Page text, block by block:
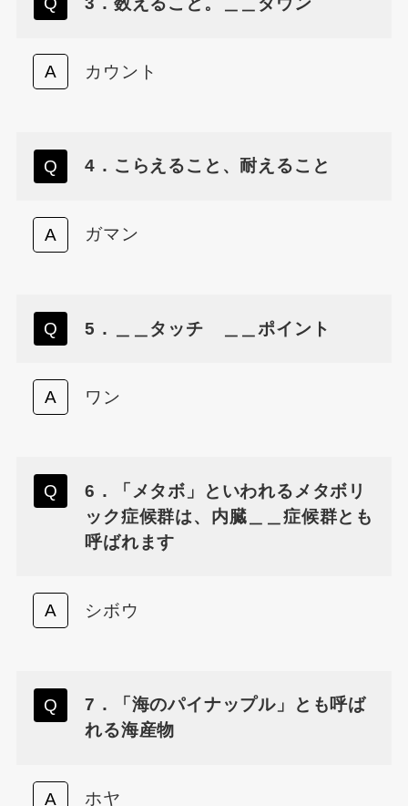
カウント
4．こらえること、耐えること
ガマン
5．＿＿タッチ ＿＿ポイント
ワン
6．「メタボ」といわれるメタボリ
ック症候群は、内臓＿＿症候群とも
呼ばれます
シボウ
7．「海のパイナップル」とも呼ば
れる海産物
ホヤ